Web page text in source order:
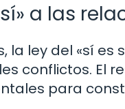
a las
ley del «sí es
conflictos. El
para